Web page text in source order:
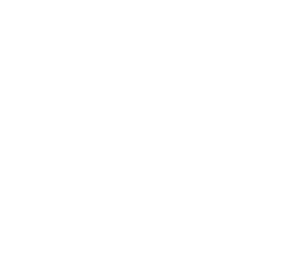
El Supremo tiene cuatro
otra por la difusión de
presidente catalán,
la fiscal delegada para